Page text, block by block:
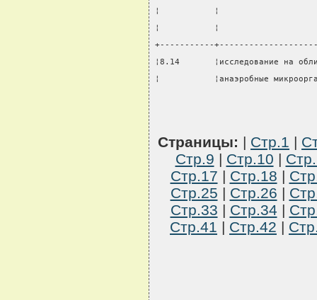
¦           ¦
¦           ¦
+-----------
¦8.14
¦           ¦анаэробные
Страницы: | Стр.1 |
Стр.9 | Стр.10 |
Стр.17 | Стр.18 |
Стр.25 | Стр.26 |
Стр.33 | Стр.34 |
Стр.41 | Стр.42 |